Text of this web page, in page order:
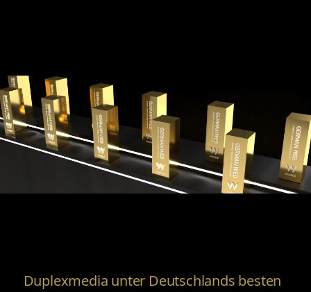
Duplexmedia unter Deutschlands besten